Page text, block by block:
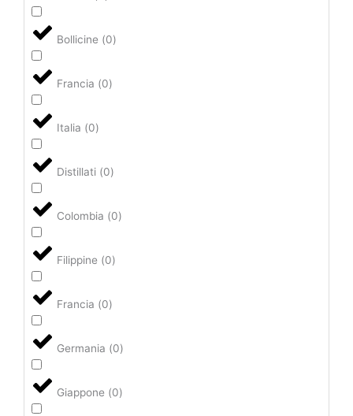
Bollicine (0)
Francia (0)
Italia (0)
Distillati (0)
Colombia (0)
Filippine (0)
Francia (0)
Germania (0)
Giappone (0)